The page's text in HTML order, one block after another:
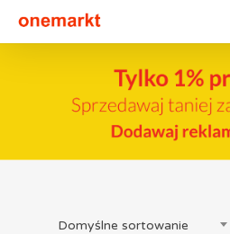
Domyślne sortowanie